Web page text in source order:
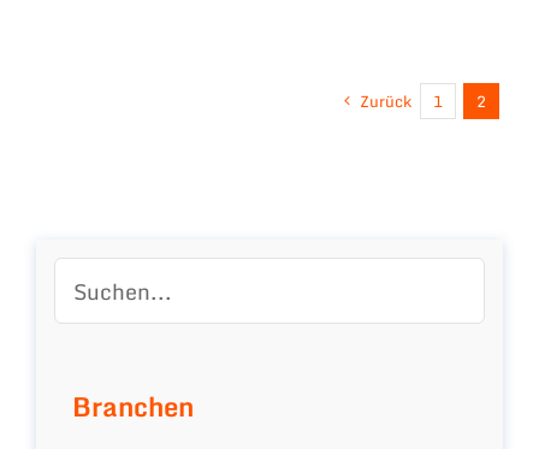
Zurück 1 2
Branchen